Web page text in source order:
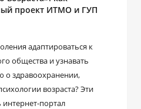
проект ИТМО и ГУП
адаптироваться к
общества и узнавать
здравоохранении,
возраста? Эти
портал